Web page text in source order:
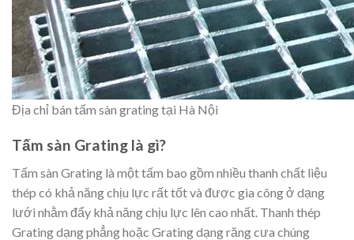
Địa chỉ bán tấm sàn grating tại Hà Nội
Tấm sàn Grating là gì?
Tấm sàn Grating là một tấm bao gồm nhiều thanh chất liệu
thép có khả năng chịu lực rất tốt và được gia công ở dạng
lưới nhằm đẩy khả năng chịu lực lên cao nhất. Thanh thép
Grating dạng phẳng hoặc Grating dạng răng cưa chúng